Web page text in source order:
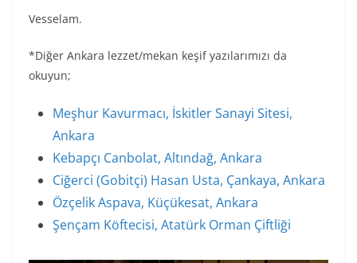
Vesselam.
*Diğer Ankara lezzet/mekan keşif yazılarımızı da
okuyun;
Meşhur Kavurmacı, İskitler Sanayi Sitesi,
Ankara
Kebapçı Canbolat, Altındağ, Ankara
Ciğerci (Gobitçi) Hasan Usta, Çankaya, Ankara
Özçelik Aspava, Küçükesat, Ankara
Şençam Köftecisi, Atatürk Orman Çiftliği